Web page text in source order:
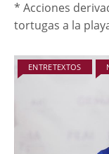
* Acciones
tortugas a la
ENTRETEXTOS